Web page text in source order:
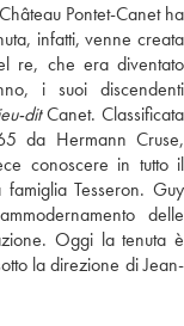
Pontet-Canet ha
infatti, venne creata
re, che era diventato
i suoi discendenti
ditCanet. Classificata
da Hermann Cruse,
conoscere in tutto il
Tesseron. Guy
delle
Oggi la tenuta è
la direzione di Jean-